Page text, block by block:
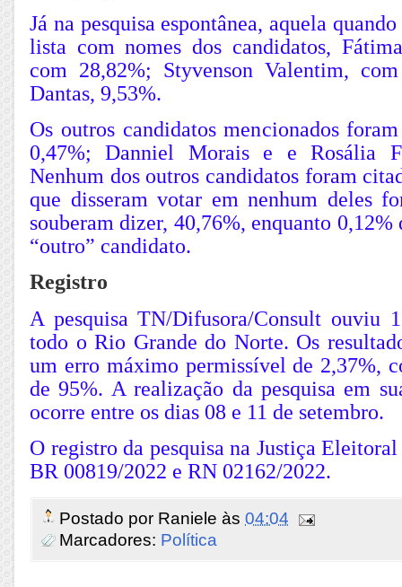
Já na pesquisa espontânea, aquela
lista com nomes dos candidatos,
com 28,82%; Styvenson Valentim,
Dantas, 9,53%.
Os outros candidatos mencionados
0,47%; Danniel Morais e e Rosália
Nenhum dos outros candidatos foram
que disseram votar em nenhum deles
souberam dizer, 40,76%, enquanto 0,12%
“outro” candidato.
Registro
A pesquisa TN/Difusora/Consult ouviu
todo o Rio Grande do Norte. Os
um erro máximo permissível de 2,37%,
de 95%. A realização da pesquisa em
ocorre entre os dias 08 e 11 de setembro.
O registro da pesquisa na Justiça
BR 00819/2022 e RN 02162/2022.
Postado por Raniele às 04:04
Marcadores: Política